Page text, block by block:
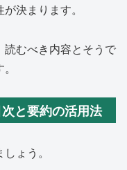
決まります。
読むべき内容とそうで
と要約の活用法
ょう。